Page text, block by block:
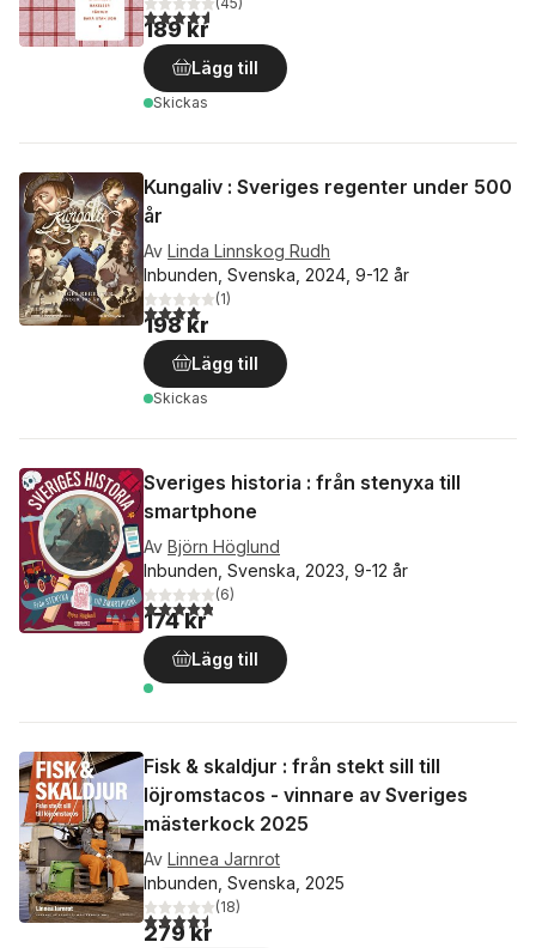
4,6utav 5 stjärnor. Totalt antal röster:
189 kr
Lägg till
Skickas
Kungaliv : Sveriges regenter under 500
år
Av Linda Linnskog Rudh
Inbunden, Svenska, 2024, 9-12 år
4,0utav 5 stjärnor. Totalt antal röster:
(1)
198 kr
Lägg till
Skickas
Sveriges historia : från stenyxa till
smartphone
Av Björn Höglund
Inbunden, Svenska, 2023, 9-12 år
4,8utav 5 stjärnor. Totalt antal röster:
(6)
174 kr
Lägg till
Fisk & skaldjur : från stekt sill till
löjromstacos - vinnare av Sveriges
mästerkock 2025
Av Linnea Jarnrot
Inbunden, Svenska, 2025
4,5utav 5 stjärnor. Totalt antal röster:
(18)
279 kr